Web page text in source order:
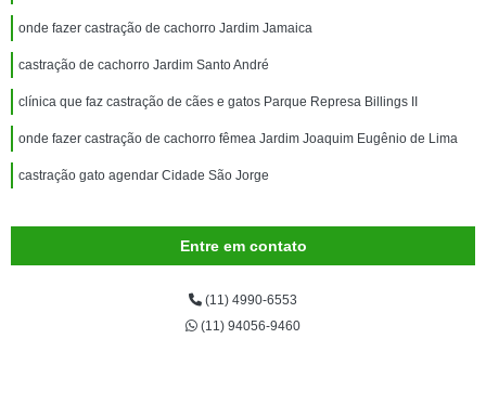
onde fazer castração de cachorro Jardim Jamaica
castração de cachorro Jardim Santo André
clínica que faz castração de cães e gatos Parque Represa Billings II
onde fazer castração de cachorro fêmea Jardim Joaquim Eugênio de Lima
castração gato agendar Cidade São Jorge
Entre em contato
(11) 4990-6553
(11) 94056-9460